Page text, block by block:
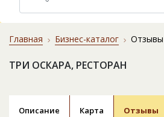
Главная Бизнес-каталог Отзывы
ТРИ ОСКАРА, РЕСТОРАН
Описание Карта Отзывы